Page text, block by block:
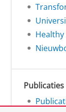
Healthy
Publicaties